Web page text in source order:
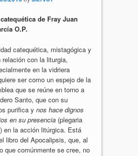
de Fray Juan
O.P.
catequética, mistagógica y
con la liturgia,
en la vidriera
ser como un espejo de la
que se reúne en torno a
Santo, que con su
purifica y nos hace dignos
en su presencia(plegaria
en la acción litúrgica. Está
libro del Apocalipsis, que, al
que comúnmente se cree, no